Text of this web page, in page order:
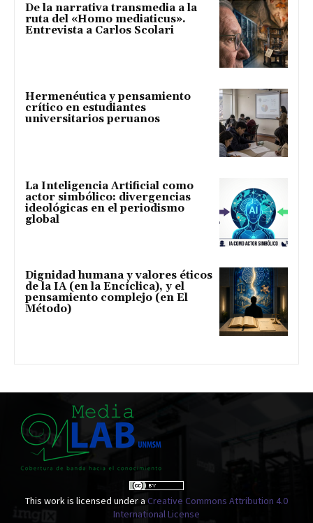
De la narrativa transmedia a la
ruta del «Homo mediaticus».
Entrevista a Carlos Scolari
Hermenéutica y pensamiento
crítico en estudiantes
universitarios peruanos
La Inteligencia Artificial como
actor simbólico: divergencias
ideológicas en el periodismo
global
Dignidad humana y valores éticos
de la IA (en la Encíclica), y el
pensamiento complejo (en El
Método)
This work is licensed under a Creative Commons Attribution 4.0
International License